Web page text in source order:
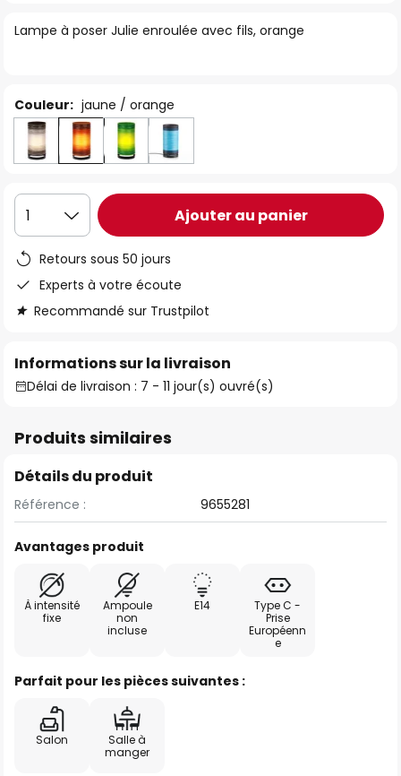
the
Lampe à poser Julie enroulée avec fils, orange
Couleur: jaune / orange
1 Ajouter au panier
Retours sous 50 jours
Experts à votre écoute
Recommandé sur Trustpilot
Informations sur la livraison
Délai de livraison : 7 - 11 jour(s) ouvré(s)
Produits similaires
Détails du produit
Référence : 9655281
Avantages produit
À intensité
fixe
Ampoule
non
incluse
E14
Type C -
Prise
Européenn
e
Parfait pour les pièces suivantes :
Salon
Salle à
manger